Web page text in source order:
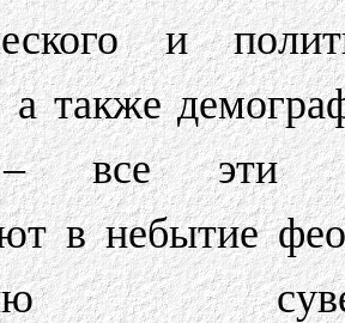
и
а также
все эти
в небытие